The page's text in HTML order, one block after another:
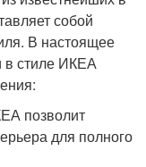
собой
В настоящее
в стиле ИКЕА
позволит
для полного